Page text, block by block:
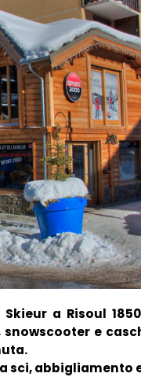
a Risoul
e
sci, abbigliamento